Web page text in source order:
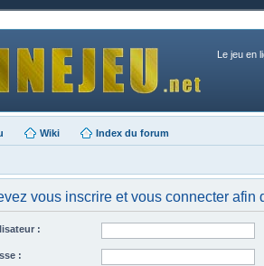
Le jeu en
Wiki Index du forum
vous inscrire et vous connecter afin
:
: